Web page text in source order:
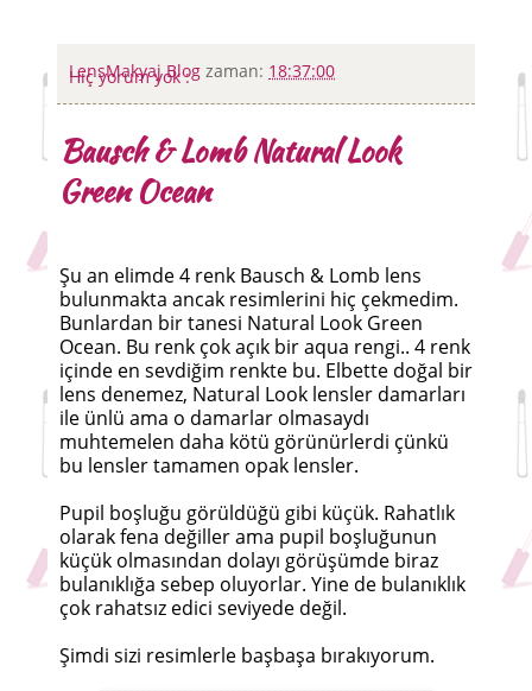
LensMakyaj Blog zaman: 18:37:00
Hiç yorum yok :
Bausch & Lomb Natural Look
Green Ocean
Şu an elimde 4 renk Bausch & Lomb lens
bulunmakta ancak resimlerini hiç çekmedim.
Bunlardan bir tanesi Natural Look Green
Ocean. Bu renk çok açık bir aqua rengi.. 4 renk
içinde en sevdiğim renkte bu. Elbette doğal bir
lens denemez, Natural Look lensler damarları
ile ünlü ama o damarlar olmasaydı
muhtemelen daha kötü görünürlerdi çünkü
bu lensler tamamen opak lensler.
Pupil boşluğu görüldüğü gibi küçük. Rahatlık
olarak fena değiller ama pupil boşluğunun
küçük olmasından dolayı görüşümde biraz
bulanıklığa sebep oluyorlar. Yine de bulanıklık
çok rahatsız edici seviyede değil.
Şimdi sizi resimlerle başbaşa bırakıyorum.